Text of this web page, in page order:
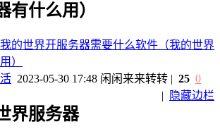
有什么用）
我的世界开服务器需要什么软件（我的世界
）
2023-05-30 17:48 闲闲来来转转
|
隐藏边栏
| 25 0
界服务器